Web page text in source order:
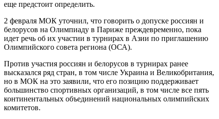
еще предстоит определить.
2 февраля МОК уточнил, что говорить о допуске россиян и
белорусов на Олимпиаду в Париже преждевременно, пока
идет речь об их участии в турнирах в Азии по приглашению
Олимпийского совета региона (ОСА).
Против участия россиян и белорусов в турнирах ранее
высказался ряд стран, в том числе Украина и Великобритания,
но в МОК на это заявили, что его позицию поддерживает
большинство спортивных организаций, в том числе все пять
континентальных объединений национальных олимпийских
комитетов.